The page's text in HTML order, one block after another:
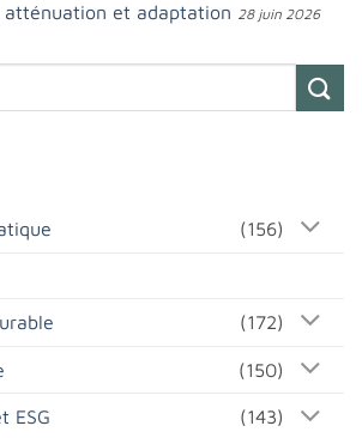
atténuation et adaptation 28 juin 2026
(156)
(172)
(150)
ESG (143)